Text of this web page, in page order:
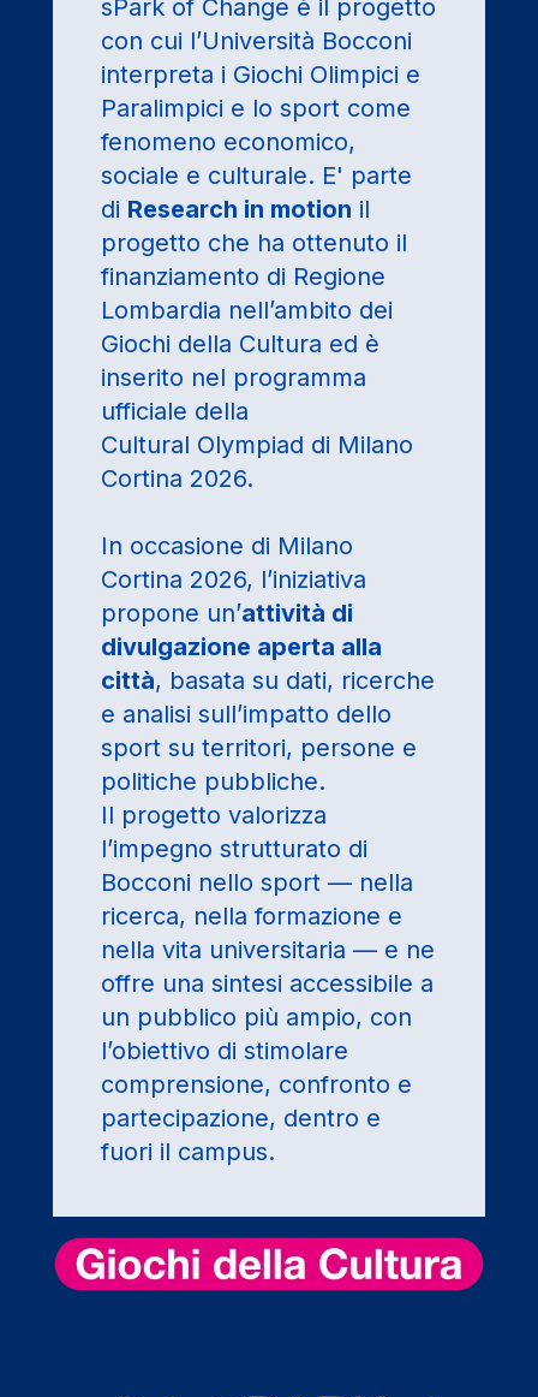
sPark of Change è il progetto
con cui l’Università Bocconi
interpreta i Giochi Olimpici e
Paralimpici e lo sport come
fenomeno economico,
sociale e culturale. E' parte
di Research in motion il
progetto che ha ottenuto il
finanziamento di Regione
Lombardia nell’ambito dei
Giochi della Cultura ed è
inserito nel programma
ufficiale della
Cultural Olympiad di Milano
Cortina 2026.
In occasione di Milano
Cortina 2026, l’iniziativa
propone un’attività di
divulgazione aperta alla
città, basata su dati, ricerche
e analisi sull’impatto dello
sport su territori, persone e
politiche pubbliche.
Il progetto valorizza
l’impegno strutturato di
Bocconi nello sport — nella
ricerca, nella formazione e
nella vita universitaria — e ne
offre una sintesi accessibile a
un pubblico più ampio, con
l’obiettivo di stimolare
comprensione, confronto e
partecipazione, dentro e
fuori il campus.